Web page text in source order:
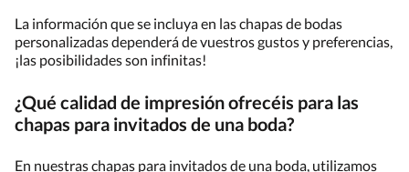
La información que se incluya en las chapas de bodas
personalizadas dependerá de vuestros gustos y preferencias,
¡las posibilidades son infinitas!
¿Qué calidad de impresión ofrecéis para las
chapas para invitados de una boda?
En nuestras chapas para invitados de una boda, utilizamos